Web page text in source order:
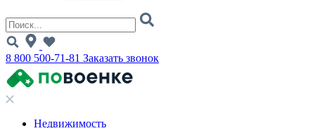
8 800 500-71-81 Заказать звонок
Недвижимость